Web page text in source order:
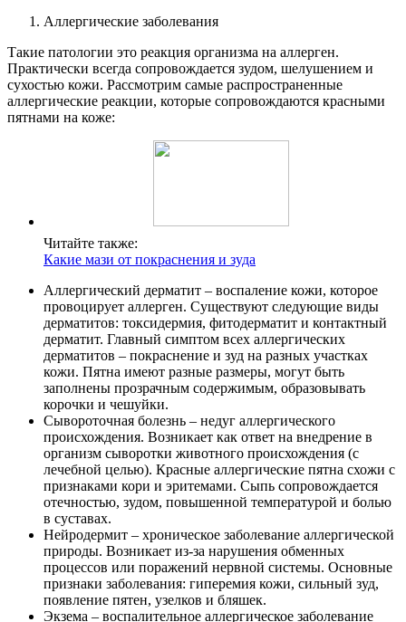
Аллергические заболевания
Такие патологии это реакция организма на аллерген.
Практически всегда сопровождается зудом, шелушением и
сухостью кожи. Рассмотрим самые распространенные
аллергические реакции, которые сопровождаются красными
пятнами на коже:
Читайте также:
Какие мази от покраснения и зуда
Аллергический дерматит – воспаление кожи, которое
провоцирует аллерген. Существуют следующие виды
дерматитов: токсидермия, фитодерматит и контактный
дерматит. Главный симптом всех аллергических
дерматитов – покраснение и зуд на разных участках
кожи. Пятна имеют разные размеры, могут быть
заполнены прозрачным содержимым, образовывать
корочки и чешуйки.
Сывороточная болезнь – недуг аллергического
происхождения. Возникает как ответ на внедрение в
организм сыворотки животного происхождения (с
лечебной целью). Красные аллергические пятна схожи с
признаками кори и эритемами. Сыпь сопровождается
отечностью, зудом, повышенной температурой и болью
в суставах.
Нейродермит – хроническое заболевание аллергической
природы. Возникает из-за нарушения обменных
процессов или поражений нервной системы. Основные
признаки заболевания: гиперемия кожи, сильный зуд,
появление пятен, узелков и бляшек.
Экзема – воспалительное аллергическое заболевание